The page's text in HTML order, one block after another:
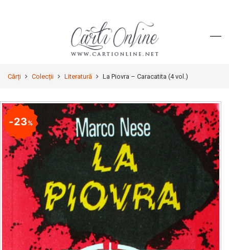
Cărți Colecții Literatură La Piovra – Caracatita (4 vol.)
23%